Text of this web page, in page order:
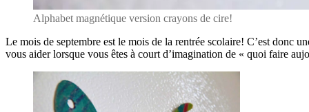
Alphabet magnétique version crayons de cire!
Le mois de septembre est le mois de la rentrée scolaire! C’est donc
vous aider lorsque vous êtes à court d’imagination de « quoi faire